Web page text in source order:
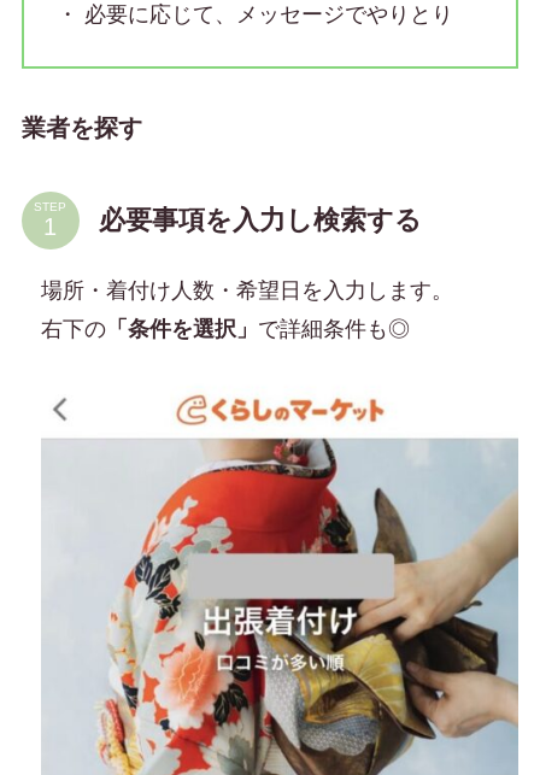
・ 必要に応じて、メッセージでやりとり
業者を探す
STEP 必要事項を入力し検索する
場所・着付け人数・希望日を入力します。
右下の「条件を選択」 で詳細条件も◎